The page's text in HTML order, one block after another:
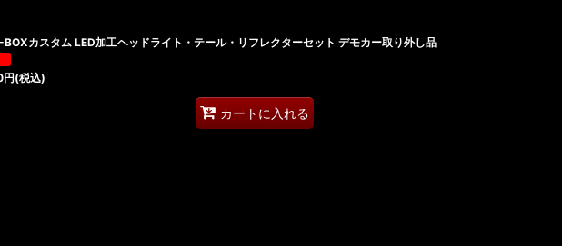
カスタム LED加工ヘッドライト・テール・リフレクターセット デモカー取り外し品
円(税込)
カートに入れる